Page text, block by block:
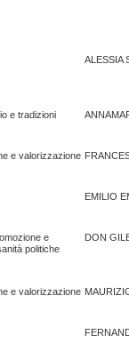
ALESSIA
e tradizioni
e valorizzazione
EMILIO
e
politiche
DON
e valorizzazione